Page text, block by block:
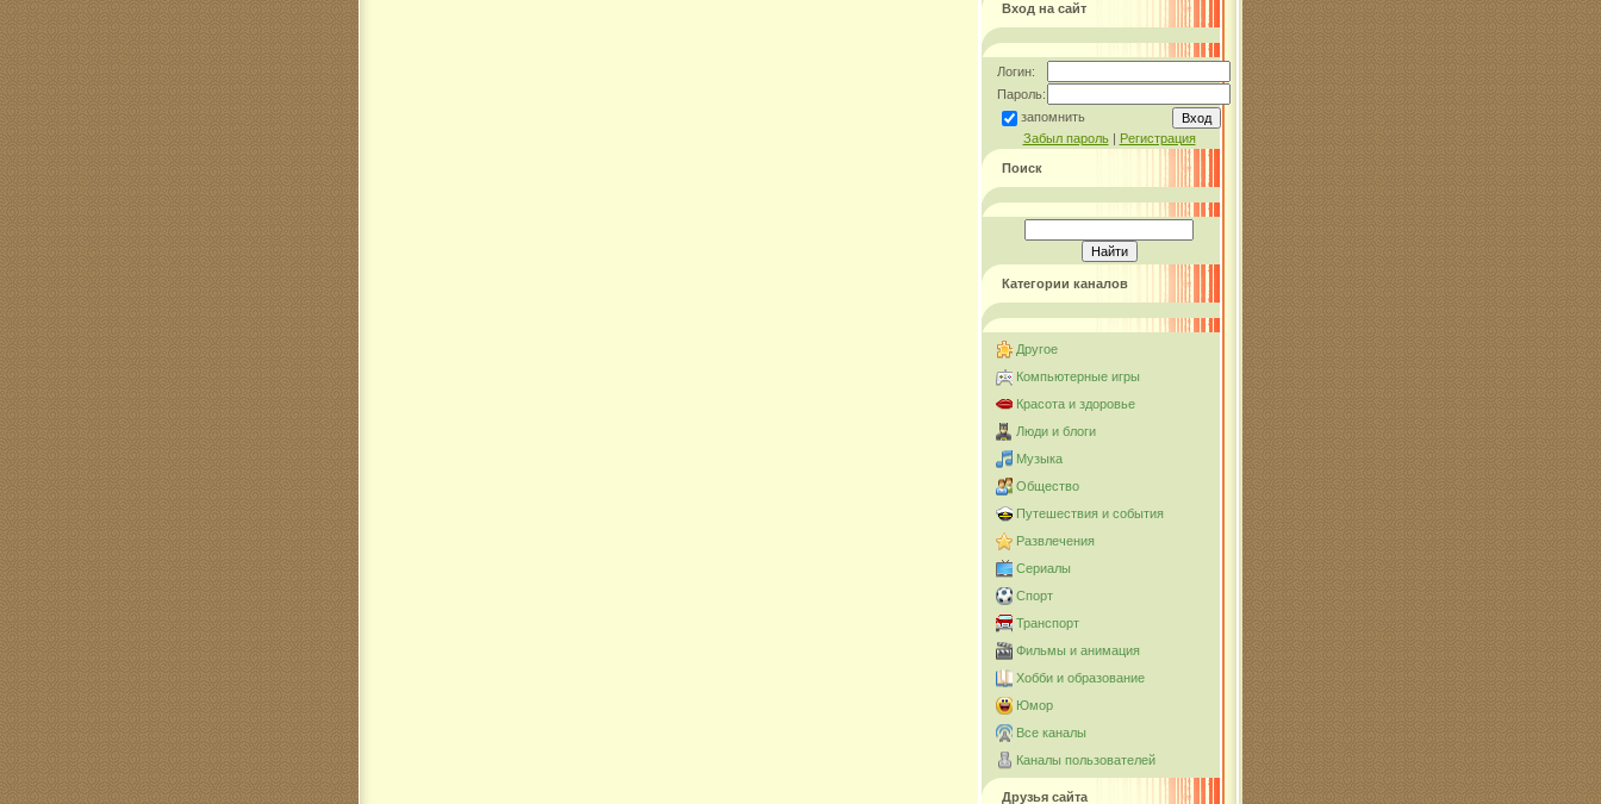
Вход на сайт
Логин:
Пароль:
запомнить
Забыл пароль| Регистрация
Поиск
Категории каналов
Другое
Компьютерные игры
Красота и здоровье
Люди и блоги
Музыка
Общество
Путешествия и события
Развлечения
Сериалы
Спорт
Транспорт
Фильмы и анимация
Хобби и образование
Юмор
Все каналы
Каналы пользователей
Друзья сайта